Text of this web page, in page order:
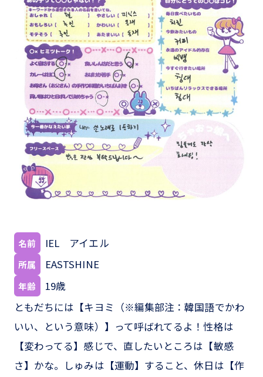
名前 IEL アイエル
所属 EASTSHINE
年齢
19歳
ともだちには【キヨミ（※編集部注：韓国語でかわ
いい、という意味）】って呼ばれてるよ！性格は
【変わってる】感じで、直したいところは【敏感
さ】かな。しゅみは【運動】すること、休日は【作